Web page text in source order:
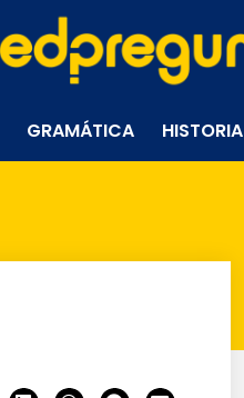
GRAMÁTICA HISTORIA